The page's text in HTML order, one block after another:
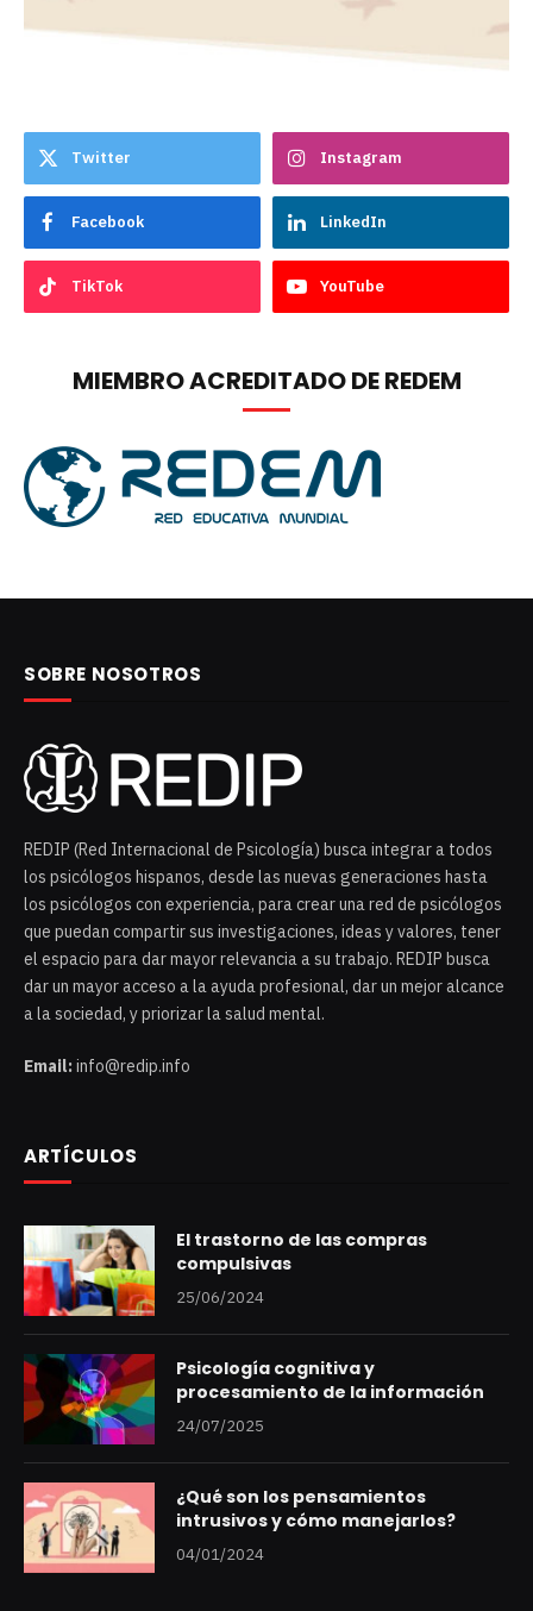
Twitter Instagram
Facebook LinkedIn
TikTok YouTube
MIEMBRO ACREDITADO DE REDEM
SOBRE NOSOTROS
REDIP (Red Internacional de Psicología) busca integrar a todos
los psicólogos hispanos, desde las nuevas generaciones hasta
los psicólogos con experiencia, para crear una red de psicólogos
que puedan compartir sus investigaciones, ideas y valores, tener
el espacio para dar mayor relevancia a su trabajo. REDIP busca
dar un mayor acceso a la ayuda profesional, dar un mejor alcance
a la sociedad, y priorizar la salud mental.
Email:info@redip.info
ARTÍCULOS
El trastorno de las compras
compulsivas
25/06/2024
Psicología cognitiva y
procesamiento de la información
24/07/2025
¿Qué son los pensamientos
intrusivos y cómo manejarlos?
04/01/2024